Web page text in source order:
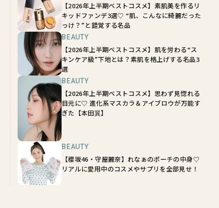
【2026年上半期ベストコスメ】素肌美を作るリ
キッドファンデ3選♡ “肌、こんなに綺麗だった
っけ？”と錯覚する名品
BEAUTY
【2026年上半期ベストコスメ】肌を労わる“ス
キンケア級”下地とは？素肌を格上げする名品3
選
BEAUTY
【2026年上半期ベストコスメ】思わず見惚れる
目元に♡ 進化系マスカラ＆アイブロウが万能す
ぎた【本田翼】
BEAUTY
【櫻坂46・守屋麗奈】れなぁのポーチの中身♡
リアルに愛用中のコスメやサプリを全部見せ！